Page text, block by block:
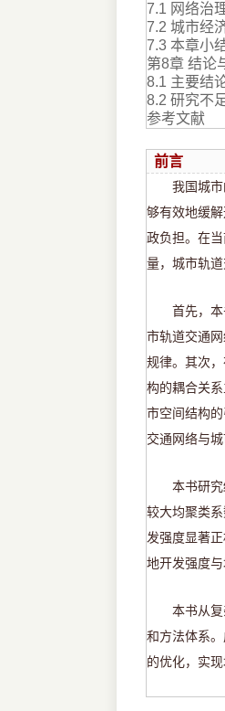
7.1 网络治
7.2 城市经
7.3 本章小
第8章 结论
8.1 主要结
8.2 研究不
参考文献
前言
我国城
够有效地缓
政负担。在当
量，城市轨
首先，
市轨道交通
规律。其次
构的耦合关
市空间结构
交通网络与城
本书研
较大均聚类
发强度显著
地开发强度
本书从
和方法体系
的优化，实现